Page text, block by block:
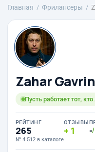
Главная Фрилансеры
Zahar Gavrin
Пусть работает тот,
РЕЙТИНГ
265
№ 4 512 в каталоге
ОТЗЫВЫ
1 -